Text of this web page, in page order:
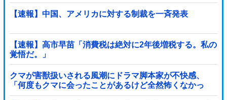
【速報】中国、アメリカに対する制裁を一斉発表
【速報】高市早苗「消費税は絶対に2年後増税する。私の
覚悟だ。」
クマが害獣扱いされる風潮にドラマ脚本家が不快感、
「何度もクマに会ったことがあるけど全然怖くなかっ
た」と主張しており……他